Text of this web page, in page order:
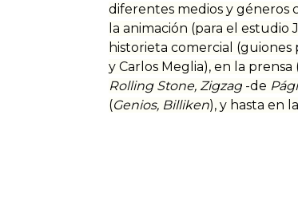
diferentes medios y géneros
la animación (para el estudio
historieta comercial (guiones
y Carlos Meglia), en la prensa
Rolling Stone, Zigzag-de
(Genios, Billiken), y hasta en